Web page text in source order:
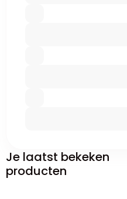
Je laatst bekeken
producten